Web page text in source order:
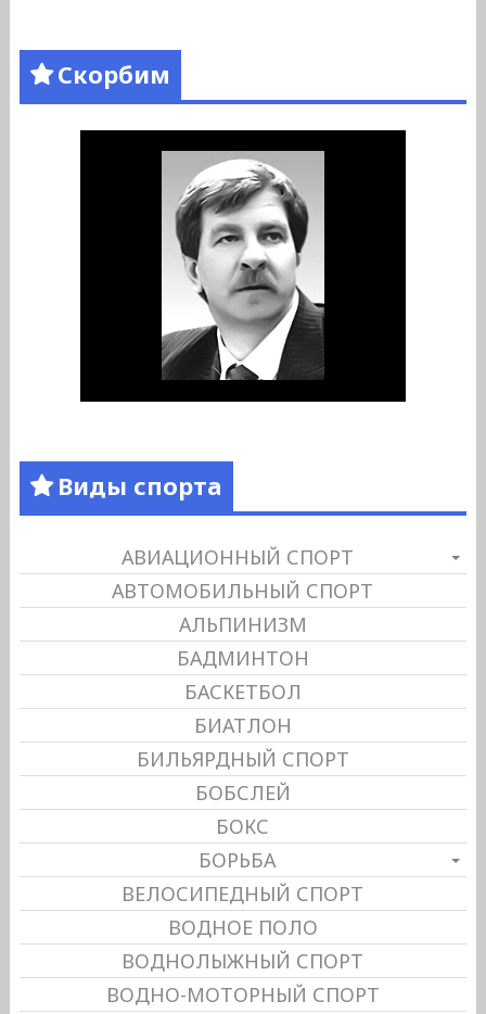
Скорбим
Виды спорта
АВИАЦИОННЫЙ СПОРТ
АВТОМОБИЛЬНЫЙ СПОРТ
АЛЬПИНИЗМ
БАДМИНТОН
БАСКЕТБОЛ
БИАТЛОН
БИЛЬЯРДНЫЙ СПОРТ
БОБСЛЕЙ
БОКС
БОРЬБА
ВЕЛОСИПЕДНЫЙ СПОРТ
ВОДНОЕ ПОЛО
ВОДНОЛЫЖНЫЙ СПОРТ
ВОДНО-МОТОРНЫЙ СПОРТ